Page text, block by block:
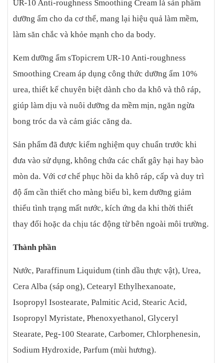
UR-10 Anti-roughness Smoothing Cream là sản phẩm
dưỡng ẩm cho da cơ thể, mang lại hiệu quả làm mềm,
làm săn chắc và khỏe mạnh cho da body.
Kem dưỡng ẩm sTopicrem UR-10 Anti-roughness
Smoothing Cream áp dụng công thức dưỡng ẩm 10%
urea, thiết kế chuyên biệt dành cho da khô và thô ráp,
giúp làm dịu và nuôi dưỡng da mềm mịn, ngăn ngừa
bong tróc da và cảm giác căng da.
Sản phẩm đã được kiểm nghiệm quy chuẩn trước khi
đưa vào sử dụng, không chứa các chất gây hại hay bào
mòn da. Với cơ chế phục hồi da khô ráp, cấp và duy trì
độ ẩm cần thiết cho màng biểu bì, kem dưỡng giảm
thiểu tình trạng mất nước, kích ứng da khi thời thiết
thay đổi hoặc da chịu tác động từ bên ngoài môi trường.
Thành phần
Nước, Paraffinum Liquidum (tinh dầu thực vật), Urea,
Cera Alba (sáp ong), Cetearyl Ethylhexanoate,
Isopropyl Isostearate, Palmitic Acid, Stearic Acid,
Isopropyl Myristate, Phenoxyethanol, Glyceryl
Stearate, Peg-100 Stearate, Carbomer, Chlorphenesin,
Sodium Hydroxide, Parfum (mùi hương).